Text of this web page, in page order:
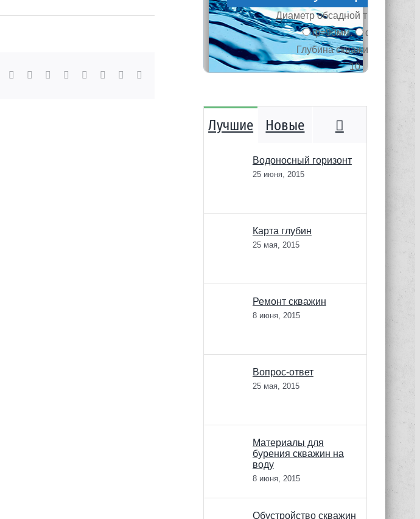
Facebook Reddit LinkedInWhatsApp
TumblrPinterest
Лучшие Новые
Водоносный горизонт
25 июня, 2015
Карта глубин
25 мая, 2015
Ремонт скважин
8 июня, 2015
Вопрос-ответ
25 мая, 2015
Материалы для
бурения скважин на
воду
8 июня, 2015
Обустройство скважин